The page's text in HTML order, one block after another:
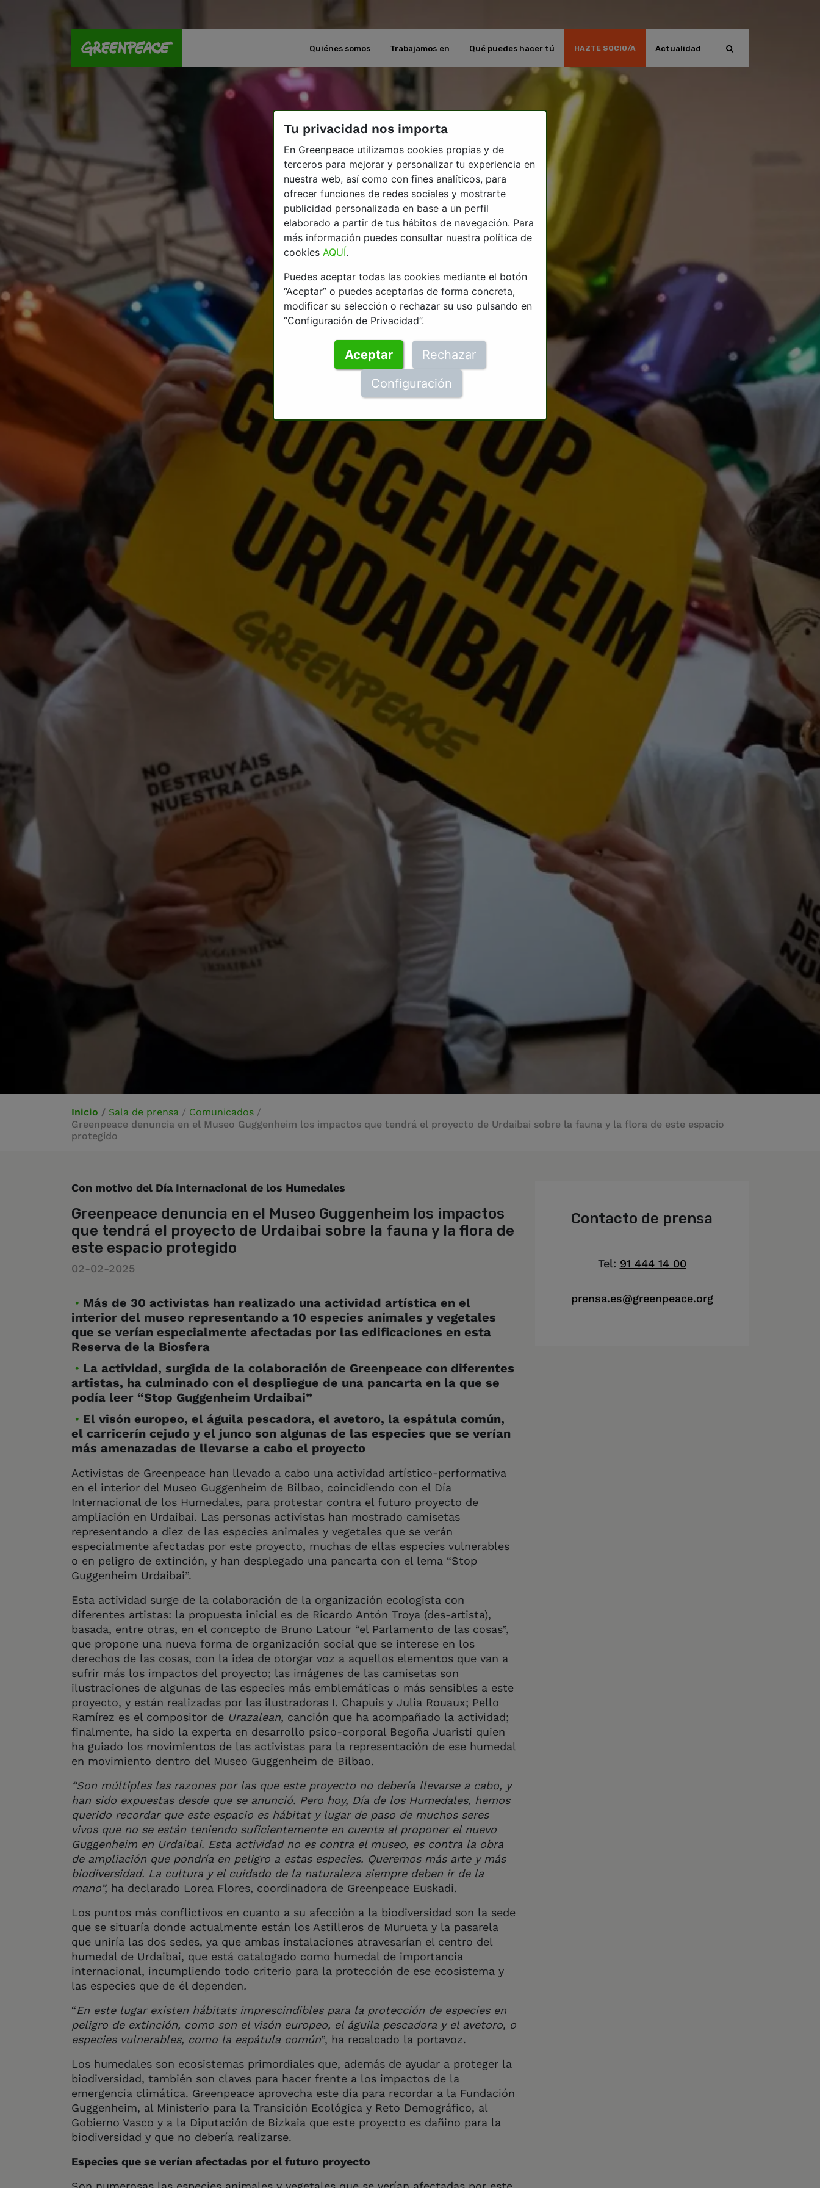
Quiénes somos Trabajamos en Qué puedes hacer tú HAZTE SOCIO/A Actualidad
Inicio / Sala de prensa / Comunicados /
Greenpeace denuncia en el Museo Guggenheim los impactos que tendrá el proyecto de Urdaibai sobre la fauna y la flora de este espacio
protegido
Con motivo del Día Internacional de los Humedales
Greenpeace denuncia en el Museo Guggenheim los impactos
que tendrá el proyecto de Urdaibai sobre la fauna y la flora de
este espacio protegido
02-02-2025
Más de 30 activistas han realizado una actividad artística en el
interior del museo representando a 10 especies animales y vegetales
que se verían especialmente afectadas por las edificaciones en esta
Reserva de la Biosfera
La actividad, surgida de la colaboración de Greenpeace con diferentes
artistas, ha culminado con el despliegue de una pancarta en la que se
podía leer “Stop Guggenheim Urdaibai”
El visón europeo, el águila pescadora, el avetoro, la espátula común,
el carricerín cejudo y el junco son algunas de las especies que se verían
más amenazadas de llevarse a cabo el proyecto
Activistas de Greenpeace han llevado a cabo una actividad artístico-performativa
en el interior del Museo Guggenheim de Bilbao, coincidiendo con el Día
Internacional de los Humedales, para protestar contra el futuro proyecto de
ampliación en Urdaibai. Las personas activistas han mostrado camisetas
representando a diez de las especies animales y vegetales que se verán
especialmente afectadas por este proyecto, muchas de ellas especies vulnerables
o en peligro de extinción, y han desplegado una pancarta con el lema “Stop
Guggenheim Urdaibai”.
Esta actividad surge de la colaboración de la organización ecologista con
diferentes artistas: la propuesta inicial es de Ricardo Antón Troya (des-artista),
basada, entre otras, en el concepto de Bruno Latour “el Parlamento de las cosas”,
que propone una nueva forma de organización social que se interese en los
derechos de las cosas, con la idea de otorgar voz a aquellos elementos que van a
sufrir más los impactos del proyecto; las imágenes de las camisetas son
ilustraciones de algunas de las especies más emblemáticas o más sensibles a este
proyecto, y están realizadas por las ilustradoras I. Chapuis y Julia Rouaux; Pello
Ramírez es el compositor de Urazalean, canción que ha acompañado la actividad;
finalmente, ha sido la experta en desarrollo psico-corporal Begoña Juaristi quien
ha guiado los movimientos de las activistas para la representación de ese humedal
en movimiento dentro del Museo Guggenheim de Bilbao.
“Son múltiples las razones por las que este proyecto no debería llevarse a cabo, y
han sido expuestas desde que se anunció. Pero hoy, Día de los Humedales, hemos
querido recordar que este espacio es hábitat y lugar de paso de muchos seres
vivos que no se están teniendo suficientemente en cuenta al proponer el nuevo
Guggenheim en Urdaibai. Esta actividad no es contra el museo, es contra la obra
de ampliación que pondría en peligro a estas especies. Queremos más arte y más
biodiversidad. La cultura y el cuidado de la naturaleza siempre deben ir de la
mano”, ha declarado Lorea Flores, coordinadora de Greenpeace Euskadi.
Los puntos más conflictivos en cuanto a su afección a la biodiversidad son la sede
que se situaría donde actualmente están los Astilleros de Murueta y la pasarela
que uniría las dos sedes, ya que ambas instalaciones atravesarían el centro del
humedal de Urdaibai, que está catalogado como humedal de importancia
internacional, incumpliendo todo criterio para la protección de ese ecosistema y
las especies que de él dependen.
“En este lugar existen hábitats imprescindibles para la protección de especies en
peligro de extinción, como son el visón europeo, el águila pescadora y el avetoro, o
especies vulnerables, como la espátula común”, ha recalcado la portavoz.
Los humedales son ecosistemas primordiales que, además de ayudar a proteger la
biodiversidad, también son claves para hacer frente a los impactos de la
emergencia climática. Greenpeace aprovecha este día para recordar a la Fundación
Guggenheim, al Ministerio para la Transición Ecológica y Reto Demográfico, al
Gobierno Vasco y a la Diputación de Bizkaia que este proyecto es dañino para la
biodiversidad y que no debería realizarse.
Especies que se verían afectadas por el futuro proyecto
Contacto de prensa
Tel: 91 444 14 00
prensa.es@greenpeace.org
Tu privacidad nos importa
En Greenpeace utilizamos cookies propias y de
terceros para mejorar y personalizar tu experiencia en
nuestra web, así como con fines analíticos, para
ofrecer funciones de redes sociales y mostrarte
publicidad personalizada en base a un perfil
elaborado a partir de tus hábitos de navegación. Para
más información puedes consultar nuestra política de
cookies AQUÍ.
Puedes aceptar todas las cookies mediante el botón
“Aceptar” o puedes aceptarlas de forma concreta,
modificar su selección o rechazar su uso pulsando en
“Configuración de Privacidad”.
Aceptar
Rechazar
Configuración